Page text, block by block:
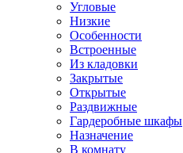
Угловые
Низкие
Особенности
Встроенные
Из кладовки
Закрытые
Открытые
Раздвижные
Гардеробные шкафы
Назначение
В комнату